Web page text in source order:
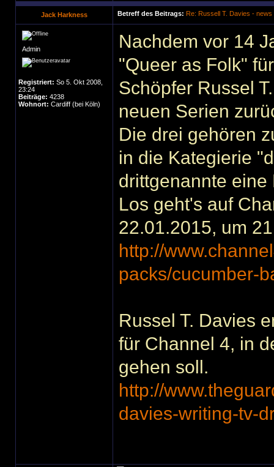
Jack Harkness Betreff des Beitrags: Re: Russell T. Davies - news
Admin
Registriert: So 5. Okt 2008,
23:24
Beiträge: 4238
Wohnort: Cardiff (bei Köln)
Nachdem vor 14
"Queer as Folk"
Schöpfer Russel
neuen Serien
Die drei gehören
in die Kategierie
drittgenannte
Los geht's auf
22.01.2015, um
http://
packs/cucumber-
Russel T. Davies
für Channel 4, in
gehen soll.
http://
davies-writing-tv-